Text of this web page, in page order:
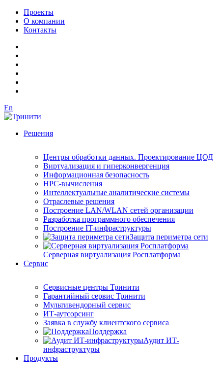
Проекты
О компании
Контакты
En
Решения
Центры обработки данных. Проектирование ЦОД
Виртуализация и гиперконвергенция
Информационная безопасность
HPC-вычисления
Интеллектуальные аналитические системы
Отраслевые решения
Построение LAN/WLAN сетей организации
Разработка программного обеспечения
Построение IT-инфраструктуры
Защита периметра сети
Серверная виртуализация Росплатформа
Сервис
Сервисные центры Тринити
Гарантийный сервис Тринити
Мультивендорный сервис
ИТ-аутсорсинг
Заявка в службу клиентского сервиса
Поддержка
Аудит ИТ-
инфраструктуры
Продукты